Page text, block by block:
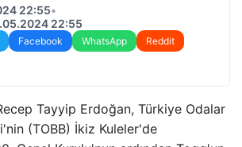
22:55•
22:55
Facebook WhatsApp
Reddit
Tayyip Erdoğan, Türkiye Odalar
(TOBB) İkiz Kuleler'de